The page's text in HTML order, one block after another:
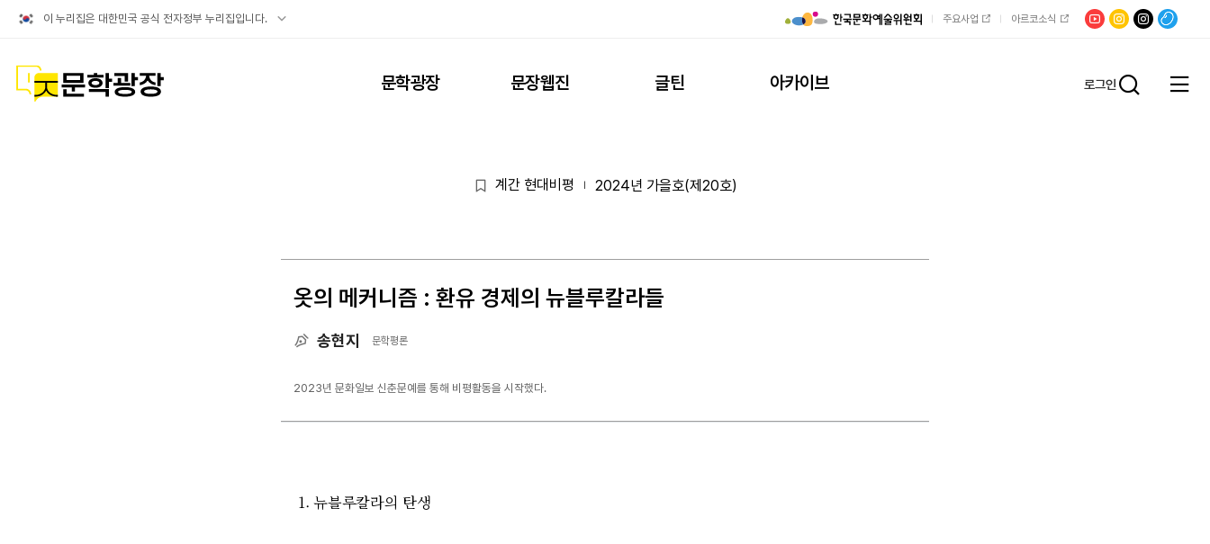
이 누리집은 대한민국 공식 전자정부 누리집입니다.
공식
주요사업 아르코소식 유튜브문학광장채널문장
팟빵
문학광장 문학광장 문장웹진 글틴 아카이브 로그인
전체
계간 현대비평 2024년 가을호(제20호)
옷의 메커니즘 : 환유 경제의 뉴블루칼라들
송현지 문학평론
2023년 문화일보 신춘문예를 통해 비평활동을 시작했다.
1. 뉴블루칼라의 탄생